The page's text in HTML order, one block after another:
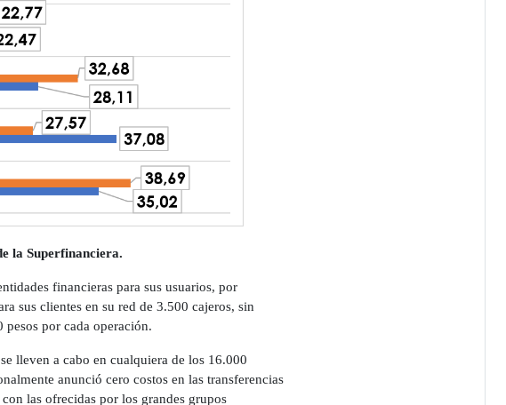
la Superfinanciera.
financieras para sus usuarios, por
sus clientes en su red de 3.500 cajeros, sin
pesos por cada operación.
lleven a cabo en cualquiera de los 16.000
anunció cero costos en las transferencias
las ofrecidas por los grandes grupos